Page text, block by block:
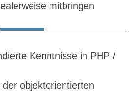
mitbringen
Kenntnisse in PHP /
der objektorientierten